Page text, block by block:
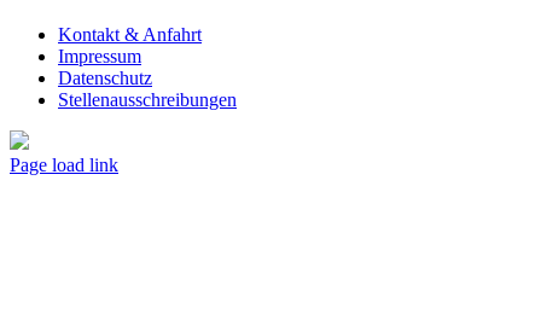
Kontakt & Anfahrt
Impressum
Datenschutz
Stellenausschreibungen
Facebook
Page load link